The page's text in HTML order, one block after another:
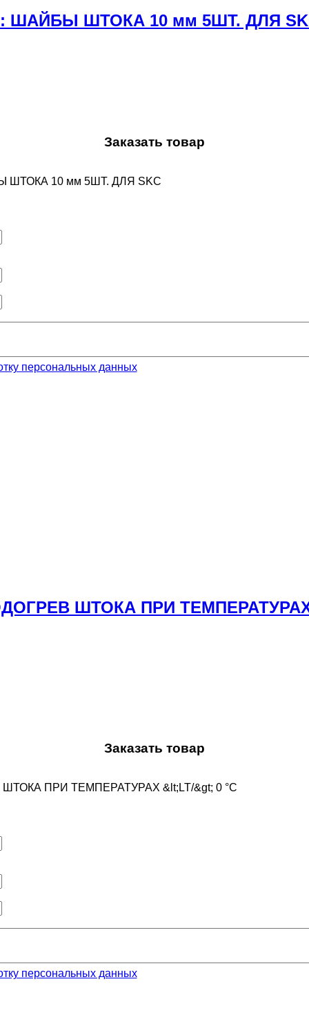
ШАЙБЫ ШТОКА 10 мм 5ШТ. ДЛЯ
Заказать товар
ШТОКА 10 мм 5ШТ. ДЛЯ SKC
персональных данных
ШТОКА ПРИ
Заказать товар
ШТОКА ПРИ ТЕМПЕРАТУРАХ &lt;LT/&gt; 0 °C
персональных данных